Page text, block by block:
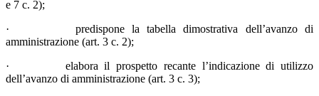
e 7 c. 2);
· predispone la tabella dimostrativa dell’avanzo di
amministrazione (art. 3 c. 2);
· elabora il prospetto recante l’indicazione di utilizzo
dell’avanzo di amministrazione (art. 3 c. 3);